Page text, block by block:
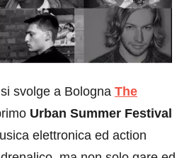
si svolge a Bologna The
Urban Summer Festival
elettronica ed action